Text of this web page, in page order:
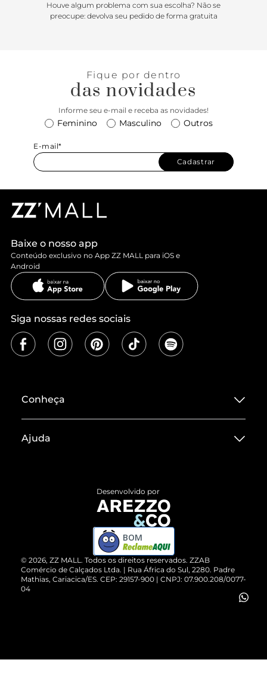
Houve algum problema com sua escolha? Não se
preocupe: devolva seu pedido de forma gratuita
Fique por dentro
das novidades
Informe seu e-mail e receba as novidades!
Feminino Masculino Outros
E-mail*
Cadastrar
Baixe o nosso app
Conteúdo exclusivo no App ZZ MALL para iOS e
Android
Siga nossas redes sociais
Conheça
Termos de Uso
ZZ MALL é confiável
Cartão Presente
Vendas Corporativas
Ajuda
Devolução do Produto
Compre pelo WhatsApp
© 2026, ZZ MALL. Todos os direitos reservados. ZZAB
Comércio de Calçados Ltda. | Rua África do Sul, 2280. Padre
Mathias, Cariacica/ES. CEP: 29157-900 | CNPJ: 07.900.208/0077-
04
Desenvolvido por
BOM